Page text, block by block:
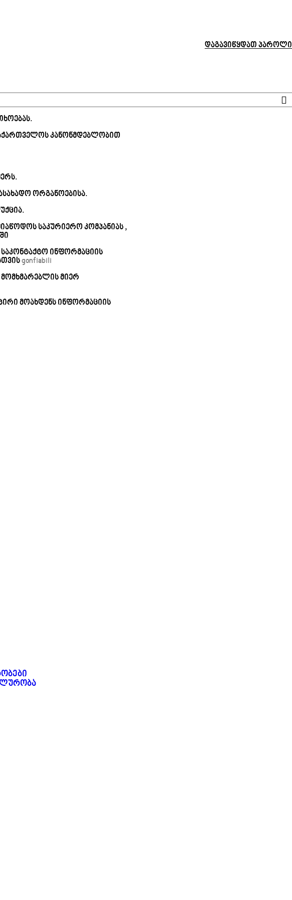
დაგავიწყდათ
კანონმდებლობით
ორგანოებისა.
საკურიერო კომპანიას ,
ინფორმაციის
gonfiabili
მიერ
მოახდენს ინფორმაციის